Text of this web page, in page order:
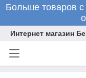
Больше товаров
Интернет магазин